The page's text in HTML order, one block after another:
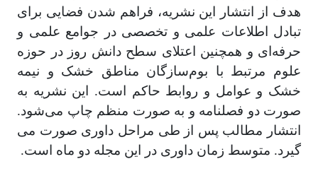
هدف از انتشار این نشریه، فراهم شدن فضایی برای
تبادل اطلاعات علمی و تخصصی در جوامع علمی و
حرفه‌ای و همچنین اعتلای سطح دانش روز در حوزه
علوم مرتبط با بوم‌سازگان مناطق خشک و نیمه
خشک و عوامل و روابط حاکم است. این نشریه به
صورت دو فصلنامه و به صورت منظم چاپ می‌شود.
انتشار مطالب پس از طی مراحل داوری صورت می
گیرد. متوسط زمان داوری در این مجله دو ماه است.